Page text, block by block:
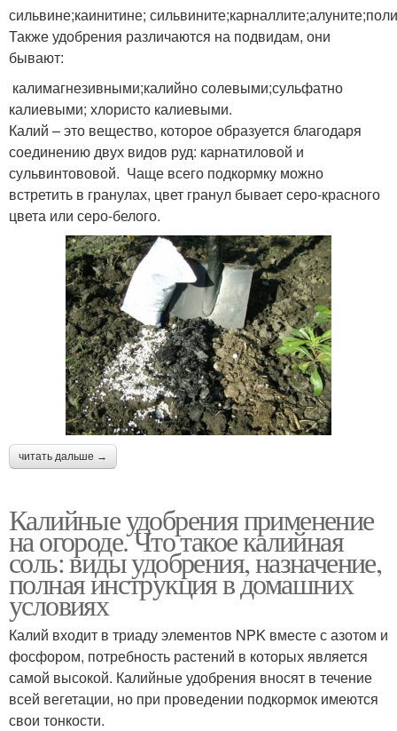
сильвине;каинитине;
Также удобрения различаются на подвидам, они
бывают:
калимагнезивными;калийно солевыми;сульфатно
калиевыми; хлористо калиевыми.
Калий – это вещество, которое образуется благодаря
соединению двух видов руд: карнатиловой и
сульвинтововой. Чаще всего подкормку можно
встретить в гранулах, цвет гранул бывает серо-красного
цвета или серо-белого.
читать дальше →
Калийные удобрения применение
на огороде. Что такое калийная
соль: виды удобрения, назначение,
полная инструкция в домашних
условиях
Калий входит в триаду элементов NPK вместе с азотом и
фосфором, потребность растений в которых является
самой высокой. Калийные удобрения вносят в течение
всей вегетации, но при проведении подкормок имеются
свои тонкости.